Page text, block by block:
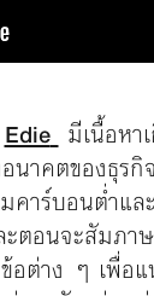
Edie มีเนื้อหา
าคตของธุร
คาร์บอนต่ำแ
ตอนจะสัมภา
ต่าง ๆ เพื่อแ